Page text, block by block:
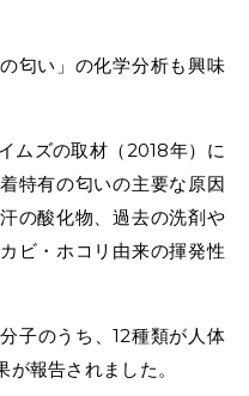
匂い」の化学分析も興味
ムズの取材（2018年）に
特有の匂いの主要な原因
の酸化物、過去の洗剤や
ビ・ホコリ由来の揮発性
子のうち、12種類が人体
報告されました。